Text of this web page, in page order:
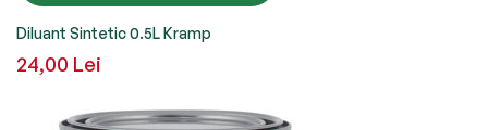
Diluant Sintetic 0.5L Kramp
24,00 Lei